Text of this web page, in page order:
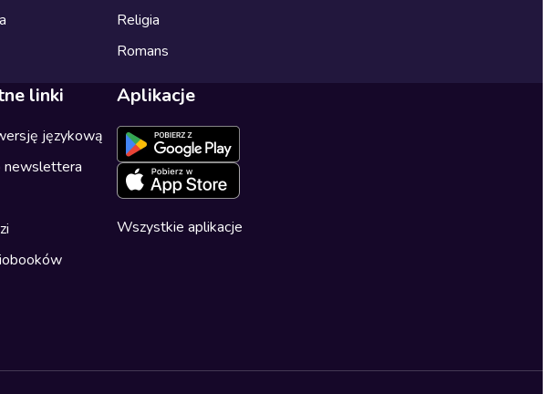
Religia
Romans
linki
językową
newslettera
Aplikacje
Wszystkie aplikacje